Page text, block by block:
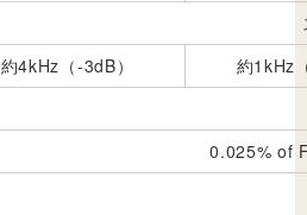
約4kHz（-3dB）
約1kHz
0.025% of